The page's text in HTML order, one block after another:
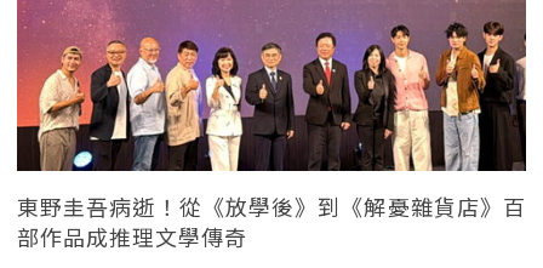
東野圭吾病逝！從《放學後》到《解憂雜貨店》百
部作品成推理文學傳奇